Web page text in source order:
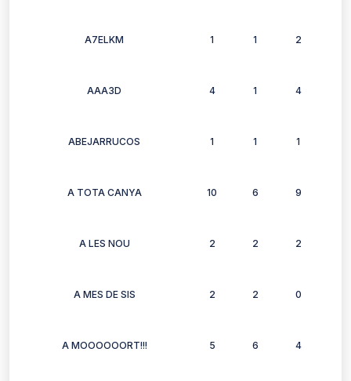
A7ELKM 1 1 2
AAA3D 4 1 4
ABEJARRUCOS 1 1 1
A TOTA CANYA 10 6 9
A LES NOU 2 2 2
A MES DE SIS 2 2 0
A MOOOOOORT!!! 5 6 4